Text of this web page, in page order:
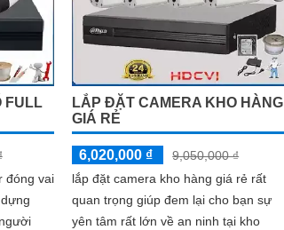
FULL
đóng vai
LẮP ĐẶT CAMERA KHO HÀNG
GIÁ RẺ
6,020,000 ₫
9,050,000 ₫
lắp đặt camera kho hàng giá rẻ rất
quan trọng giúp đem lại cho bạn sự
yên tâm rất lớn về an ninh tại kho